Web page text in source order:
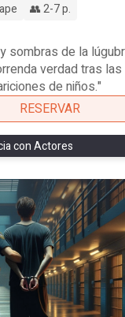
👥 2-7 p.
sombras de la
verdad tras las
de niños."
RESERVAR
con Actores